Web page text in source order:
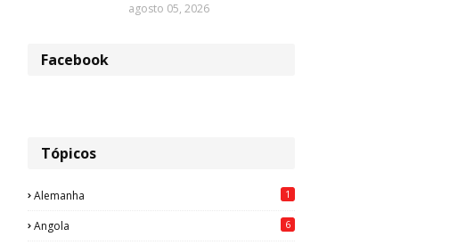
agosto 05, 2026
Facebook
Tópicos
Alemanha 1
Angola 6